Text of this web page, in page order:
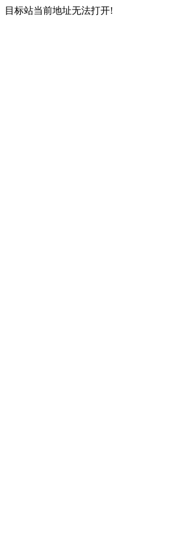
目标站当前地址无法打开!